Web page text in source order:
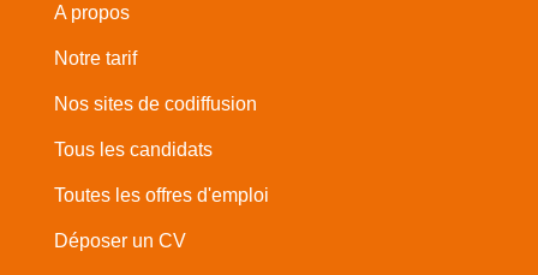
A propos
Notre tarif
Nos sites de codiffusion
Tous les candidats
Toutes les offres d'emploi
Déposer un CV